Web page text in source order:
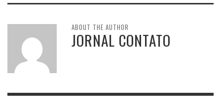
ABOUT THE AUTHOR
JORNAL CONTATO